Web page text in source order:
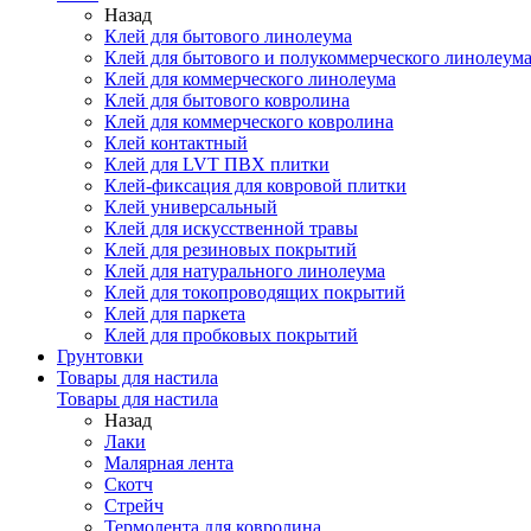
Назад
Клей для бытового линолеума
Клей для бытового и полукоммерческого линолеума
Клей для коммерческого линолеума
Клей для бытового ковролина
Клей для коммерческого ковролина
Клей контактный
Клей для LVT ПВХ плитки
Клей-фиксация для ковровой плитки
Клей универсальный
Клей для искусственной травы
Клей для резиновых покрытий
Клей для натурального линолеума
Клей для токопроводящих покрытий
Клей для паркета
Клей для пробковых покрытий
Грунтовки
Товары для настила
Товары для настила
Назад
Лаки
Малярная лента
Скотч
Стрейч
Термолента для ковролина